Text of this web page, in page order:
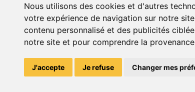
Nous utilisons des cookies et d'autres
votre expérience de navigation sur notre
contenu personnalisé et des publicités
notre site et pour comprendre la
J'accepte Je refuse Changer mes